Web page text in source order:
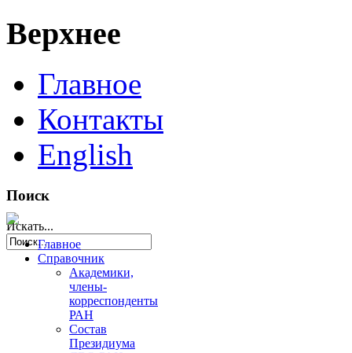
Верхнее
Главное
Контакты
English
Поиск
Искать...
Главное
Справочник
Академики,
члены-
корреспонденты
РАН
Состав
Президиума